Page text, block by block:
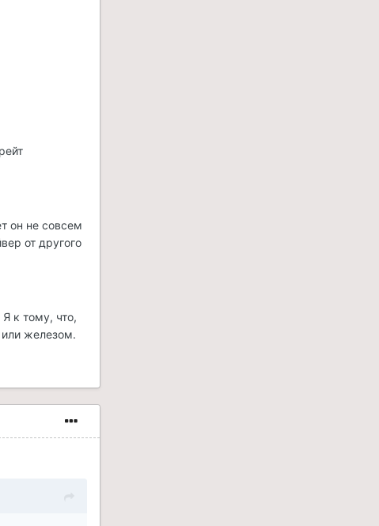
он не совсем
от другого
к тому, что,
или железом.